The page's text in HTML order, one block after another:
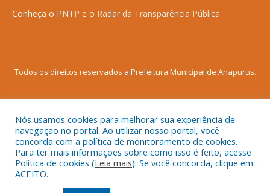
Conheça o PNTP e o Radar da Transparência Pública
Todos os direitos reservados a Prefeitura Municipal de Anapurus.
Mapa do Site
Acessar Área Administrativa
Acessar o Webmail
Nós usamos cookies para melhorar sua experiência de
navegação no portal. Ao utilizar nosso portal, você
concorda com a política de monitoramento de cookies.
Para ter mais informações sobre como isso é feito, acesse
Política de cookies (Leia mais). Se você concorda, clique em
ACEITO.